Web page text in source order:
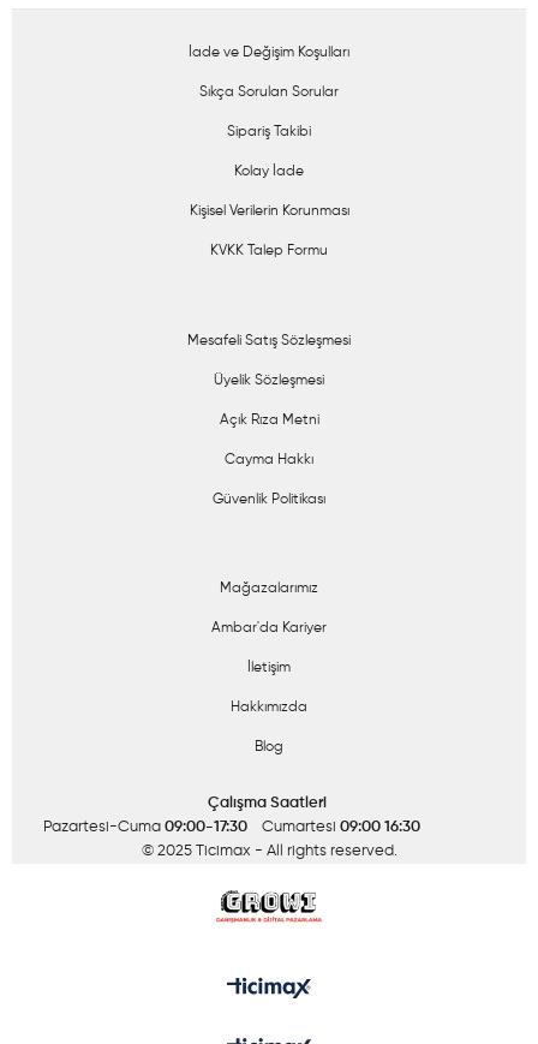
İade ve Değişim Koşulları
Sıkça Sorulan Sorular
Sipariş Takibi
Kolay İade
Kişisel Verilerin Korunması
KVKK Talep Formu
Mesafeli Satış Sözleşmesi
Üyelik Sözleşmesi
Açık Rıza Metni
Cayma Hakkı
Güvenlik Politikası
Mağazalarımız
Ambar'da Kariyer
İletişim
Hakkımızda
Blog
Çalışma Saatleri
Pazartesi-Cuma 09:00-17:30 Cumartesi 09:00 16:30
© 2025 Ticimax - All rights reserved.